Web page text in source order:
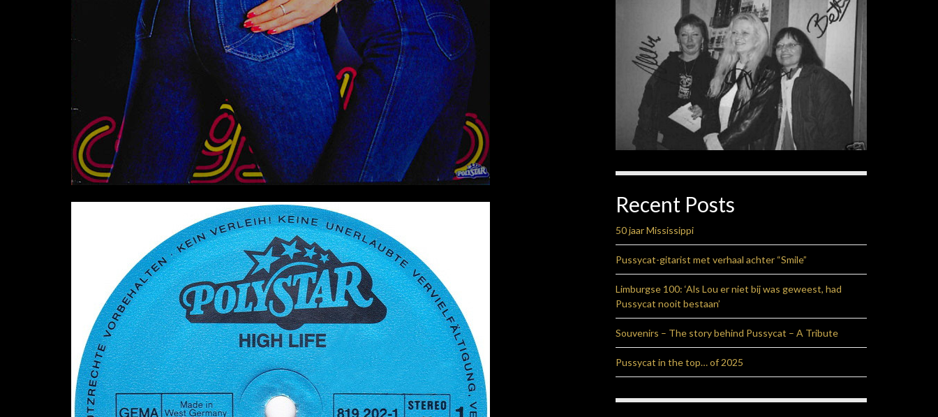
Recent Posts
50 jaar Mississippi
Pussycat-gitarist met verhaal achter “Smile”
Limburgse 100: ‘Als Lou er niet bij was geweest, had
Pussycat nooit bestaan’
Souvenirs – The story behind Pussycat – A Tribute
Pussycat in the top… of 2025